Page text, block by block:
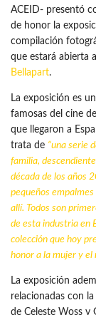
ACEID- presentó
de honor la
compilación
que estará abierta
Bellapart.
La exposición es
famosas del cine
que llegaron a
trata de “una serie
familia,
década de los años
pequeños
allí. Todos son
de esta industria en
colección que hoy
honor a la mujer y el
La exposición
relacionadas con
de Celeste Woss y